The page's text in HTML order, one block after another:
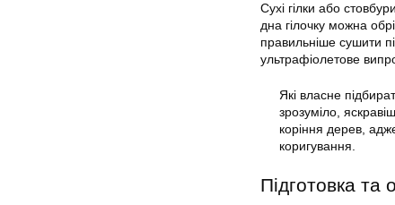
Сухі гілки або
дна гілочку можна
правильніше сушити
ультрафіолетове
Які власне
зрозуміло,
коріння дерев,
коригування.
Підготовка та